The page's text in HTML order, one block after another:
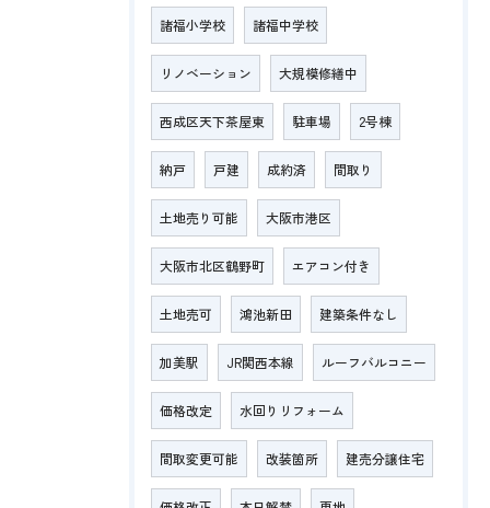
諸福小学校 諸福中学校
リノベーション 大規模修繕中
西成区天下茶屋東 駐車場 2号棟
納戸 戸建 成約済 間取り
土地売り可能 大阪市港区
大阪市北区鶴野町 エアコン付き
土地売可 鴻池新田 建築条件なし
加美駅 JR関西本線 ルーフバルコニー
価格改定 水回りリフォーム
間取変更可能 改装箇所 建売分譲住宅